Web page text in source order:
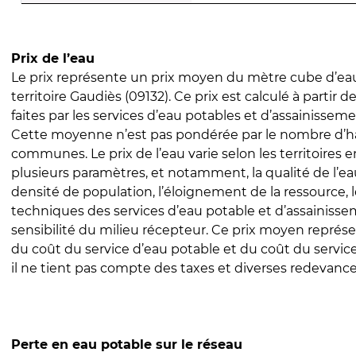
Prix de l’eau
Le prix représente un prix moyen du mètre cube
territoire Gaudiès (09132). Ce prix est calculé à partir
faites par les services d’eau potables et
Cette moyenne n’est pas pondérée par le nombre
communes. Le prix de l’eau varie selon les territoires
plusieurs paramètres, et notamment, la qualité de
densité de population, l’éloignement de la ressource,
techniques des services d’eau potable et
sensibilité du milieu récepteur. Ce prix moyen
du coût du service d’eau potable et du coût du
il ne tient pas compte des taxes et diverses
Perte en eau potable sur le réseau